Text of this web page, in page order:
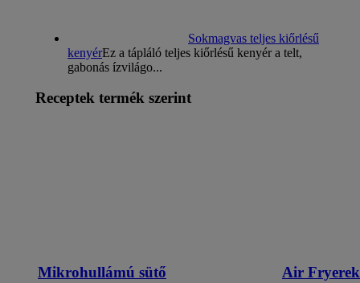
Sokmagvas teljes kiőrlésű
kenyérEz a tápláló teljes kiőrlésű kenyér a telt,
gabonás ízvilágo...
Receptek termék szerint
Mikrohullámú sütő Air Fryerek